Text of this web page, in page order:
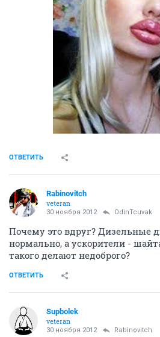
ОТВЕТИТЬ
Rabinovitch
veteran
30 ноября 2012 OdinTcuvak
Почему это вдруг? Дизельные
нормально, а ускорители -
такого делают недоброго?
ОТВЕТИТЬ
Supbolek
veteran
30 ноября 2012 Rabinovitch